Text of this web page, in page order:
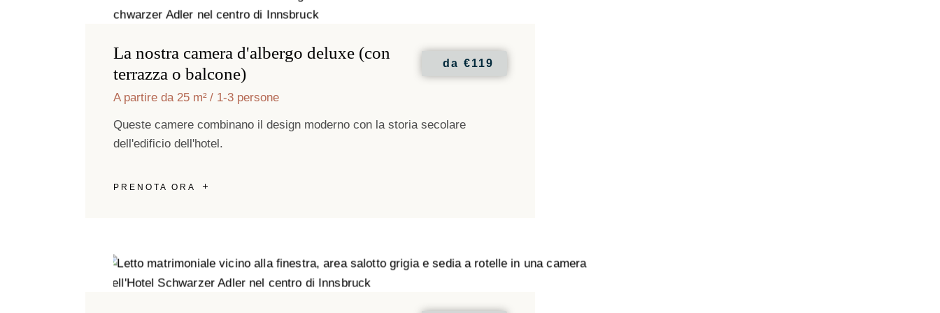
La nostra camera d'albergo deluxe (con
terrazza o balcone)
da €119
A partire da 25 m² 1-3 persone
Queste camere combinano il design moderno con la storia secolare
dell'edificio dell'hotel.
PRENOTA ORA